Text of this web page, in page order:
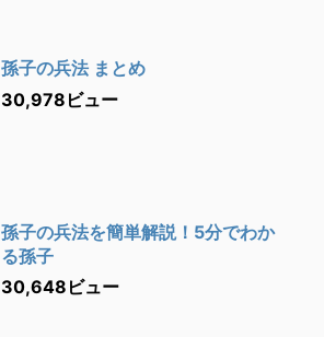
孫子の兵法 まとめ
30,978ビュー
孫子の兵法を簡単解説！5分でわか
る孫子
30,648ビュー